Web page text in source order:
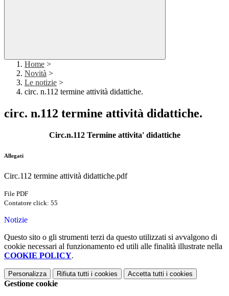
Home >
Novità >
Le notizie >
circ. n.112 termine attività didattiche.
circ. n.112 termine attività didattiche.
Circ.n.112 Termine attivita' didattiche
Allegati
Circ.112 termine attività didattiche.pdf
File PDF
Contatore click: 55
Notizie
Questo sito o gli strumenti terzi da questo utilizzati si avvalgono di
cookie necessari al funzionamento ed utili alle finalità illustrate nella
COOKIE POLICY.
Personalizza Rifiuta tutti i cookies Accetta tutti i cookies
Gestione cookie